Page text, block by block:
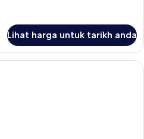
Lihat harga untuk tarikh anda